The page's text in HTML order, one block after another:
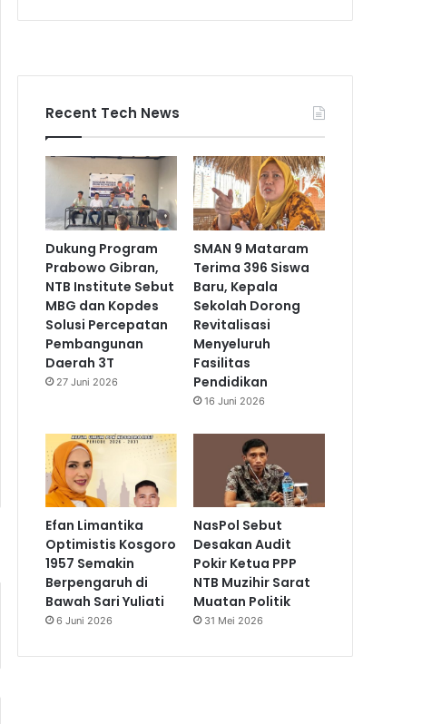
Recent Tech News
Dukung Program
Prabowo Gibran,
NTB Institute Sebut
MBG dan Kopdes
Solusi Percepatan
Pembangunan
Daerah 3T
27 Juni 2026
SMAN 9 Mataram
Terima 396 Siswa
Baru, Kepala
Sekolah Dorong
Revitalisasi
Menyeluruh
Fasilitas
Pendidikan
16 Juni 2026
Efan Limantika
Optimistis Kosgoro
1957 Semakin
Berpengaruh di
Bawah Sari Yuliati
6 Juni 2026
NasPol Sebut
Desakan Audit
Pokir Ketua PPP
NTB Muzihir Sarat
Muatan Politik
31 Mei 2026